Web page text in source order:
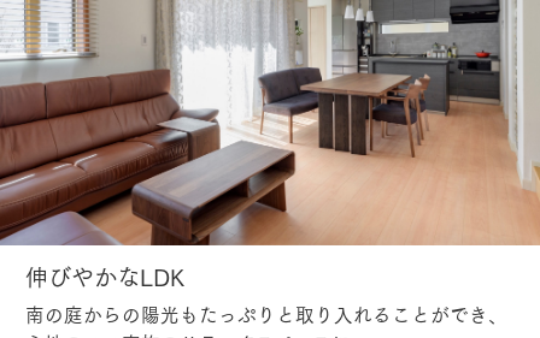
伸びやかなLDK
南の庭からの陽光もたっぷりと取り入れることができ、